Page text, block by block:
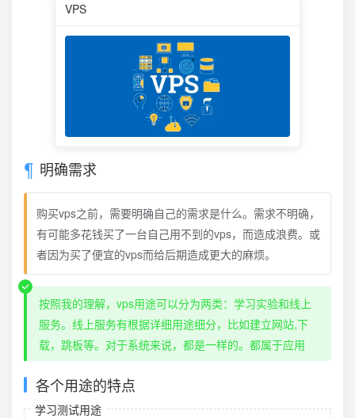
VPS
明确需求
购买vps之前，需要明确自己的需求是什么。需求不明确，
有可能多花钱买了一台自己用不到的vps，而造成浪费。或
者因为买了便宜的vps而给后期造成更大的麻烦。
按照我的理解，vps用途可以分为两类：学习实验和线上
服务。线上服务有根据详细用途细分，比如建立网站,下
载，跳板等。对于系统来说，都是一样的。都属于应用
各个用途的特点
学习测试用途